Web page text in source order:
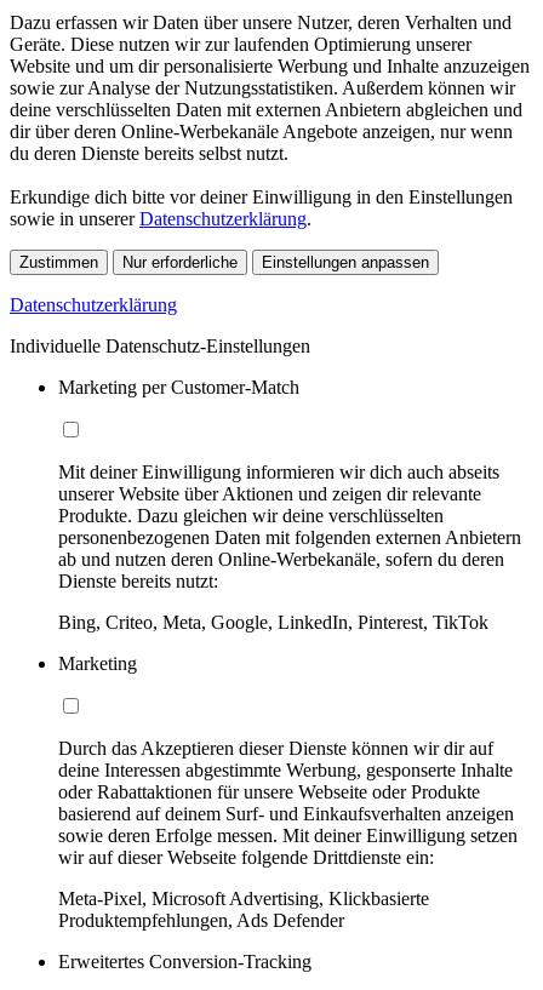
Dazu erfassen wir Daten über unsere Nutzer, deren Verhalten und
Geräte. Diese nutzen wir zur laufenden Optimierung unserer
Website und um dir personalisierte Werbung und Inhalte anzuzeigen
sowie zur Analyse der Nutzungsstatistiken. Außerdem können wir
deine verschlüsselten Daten mit externen Anbietern abgleichen und
dir über deren Online-Werbekanäle Angebote anzeigen, nur wenn
du deren Dienste bereits selbst nutzt.
Erkundige dich bitte vor deiner Einwilligung in den Einstellungen
sowie in unsererDatenschutzerklärung.
Zustimmen Nur erforderliche Einstellungen anpassen
Datenschutzerklärung
Individuelle Datenschutz-Einstellungen
Marketing per Customer-Match
Mit deiner Einwilligung informieren wir dich auch abseits
unserer Website über Aktionen und zeigen dir relevante
Produkte. Dazu gleichen wir deine verschlüsselten
personenbezogenen Daten mit folgenden externen Anbietern
ab und nutzen deren Online-Werbekanäle, sofern du deren
Dienste bereits nutzt:
Bing, Criteo, Meta, Google, LinkedIn, Pinterest, TikTok
Marketing
Durch das Akzeptieren dieser Dienste können wir dir auf
deine Interessen abgestimmte Werbung, gesponserte Inhalte
oder Rabattaktionen für unsere Webseite oder Produkte
basierend auf deinem Surf- und Einkaufsverhalten anzeigen
sowie deren Erfolge messen. Mit deiner Einwilligung setzen
wir auf dieser Webseite folgende Drittdienste ein:
Meta-Pixel, Microsoft Advertising, Klickbasierte
Produktempfehlungen, Ads Defender
Erweitertes Conversion-Tracking